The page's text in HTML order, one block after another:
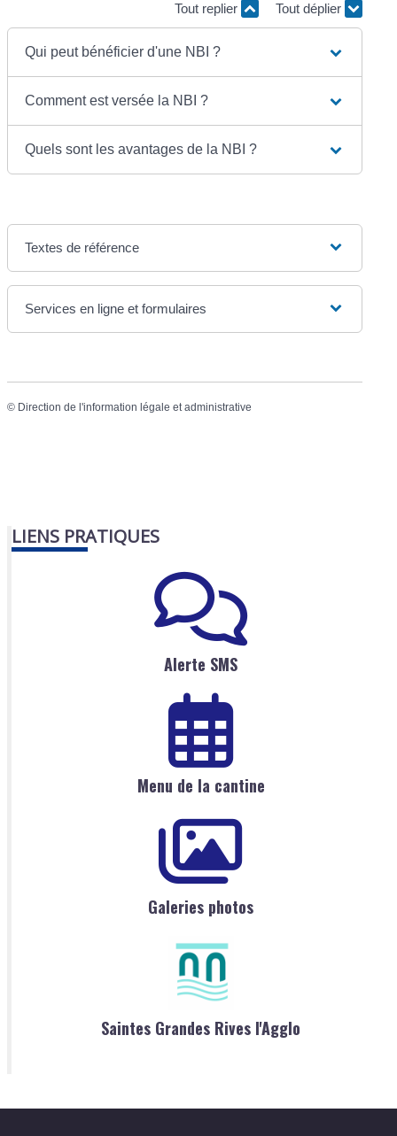
Tout replier Tout déplier
Qui peut bénéficier d'une NBI ?
Comment est versée la NBI ?
Quels sont les avantages de la NBI ?
Textes de référence
Services en ligne et formulaires
© Direction de l'information légale et administrative
LIENS PRATIQUES
Alerte SMS
Menu de la cantine
Galeries photos
Saintes Grandes Rives l'Agglo